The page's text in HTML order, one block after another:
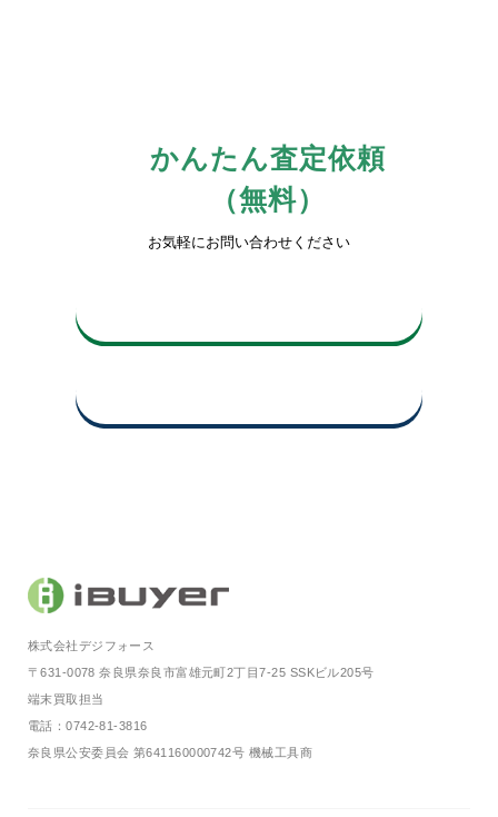
かんたん査定依頼
（無料）
お気軽にお問い合わせください
株式会社デジフォース
〒631-0078 奈良県奈良市富雄元町2丁目7-25 SSKビル205号
端末買取担当
電話：0742-81-3816
奈良県公安委員会 第641160000742号 機械工具商